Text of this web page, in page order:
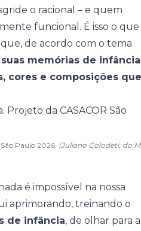
o racional – e quem
funcional. É isso o que
que, de acordo com o tema
suas memórias de
cores e composições que
Paulo 2026. (Juliano Colodeti, do
é impossível na nossa
aprimorando, treinando o
de infância, de olhar para